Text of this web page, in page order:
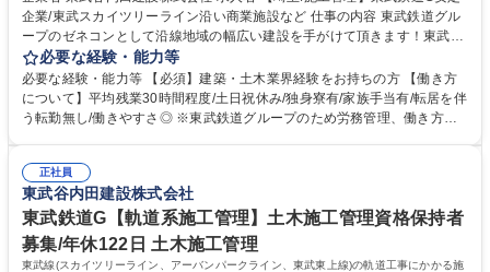
企業/東武スカイツリーライン沿い商業施設など 仕事の内容 東武鉄道グル
ープのゼネコンとして沿線地域の幅広い建設を手がけて頂きます！東武G
からの案件を中心に埼玉・千葉・東京エリアの施工管理業務で、当社ビジ
ョンでもある“まごころと情熱をカタチに”して頂きます 【詳細】ご経験や
志向に合わせて、当社の「建築事業(鉄道関連施設等)」「土木事業(鉄道関
連や周辺の土木施工)」「線路事業(東武鉄道の路線を中心とした工事)」の
東京スカイツリー駅付近仮線軌道切替工事 【事例】https://tobu-yachida.c
o.jp/works/construction/ 募集職種 【埼玉/施工管理】東武鉄道G安定企業/
東武スカイツリーライン沿い商業施設など
必要な経験・能力等
必要な経験・能力等 【必須】建築・土木業界経験をお持ちの方 【働き方
について】平均残業30時間程度/土日祝休み/独身寮有/家族手当有/転居を伴
う転勤無し/働きやすさ◎ ※東武鉄道グループのため労務管理、働き方は
力】■東武(鉄道)グループの一員であり、会社基盤として非常に安定 ■鉄道
沿線での業務のため基本的に転勤、出張無 ■創業96年の安定基盤/平均勤続
年数16.9年で長期的就業可 ■業者とのフランクな関係性◎(長い付き合いの
業者が多いです) 学歴・資格 学歴：大学院 大学 高専 短大 専修学校 高校
語学力： 資格：
正社員
東武谷内田建設株式会社
東武鉄道G【軌道系施工管理】土木施工管理資格保持者
募集/年休122日 土木施工管理
東武線(スカイツリーライン、アーバンパークライン、東武東上線)の軌道工事にかかる施